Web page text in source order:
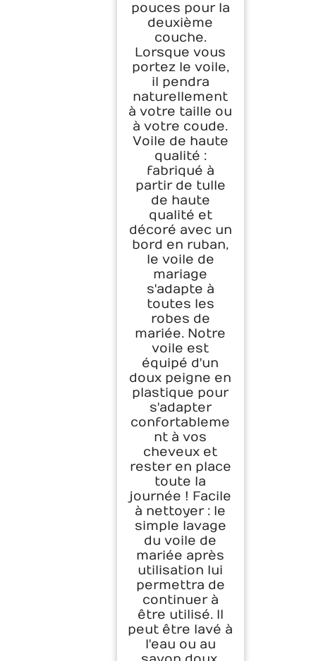
pouces pour la
deuxième
couche.
Lorsque vous
portez le voile,
il pendra
naturellement
à votre taille ou
à votre coude.
Voile de haute
qualité :
fabriqué à
partir de tulle
de haute
qualité et
décoré avec un
bord en ruban,
le voile de
mariage
s'adapte à
toutes les
robes de
mariée. Notre
voile est
équipé d'un
doux peigne en
plastique pour
s'adapter
confortableme
nt à vos
cheveux et
rester en place
toute la
journée ! Facile
à nettoyer : le
simple lavage
du voile de
mariée après
utilisation lui
permettra de
continuer à
être utilisé. Il
peut être lavé à
l'eau ou au